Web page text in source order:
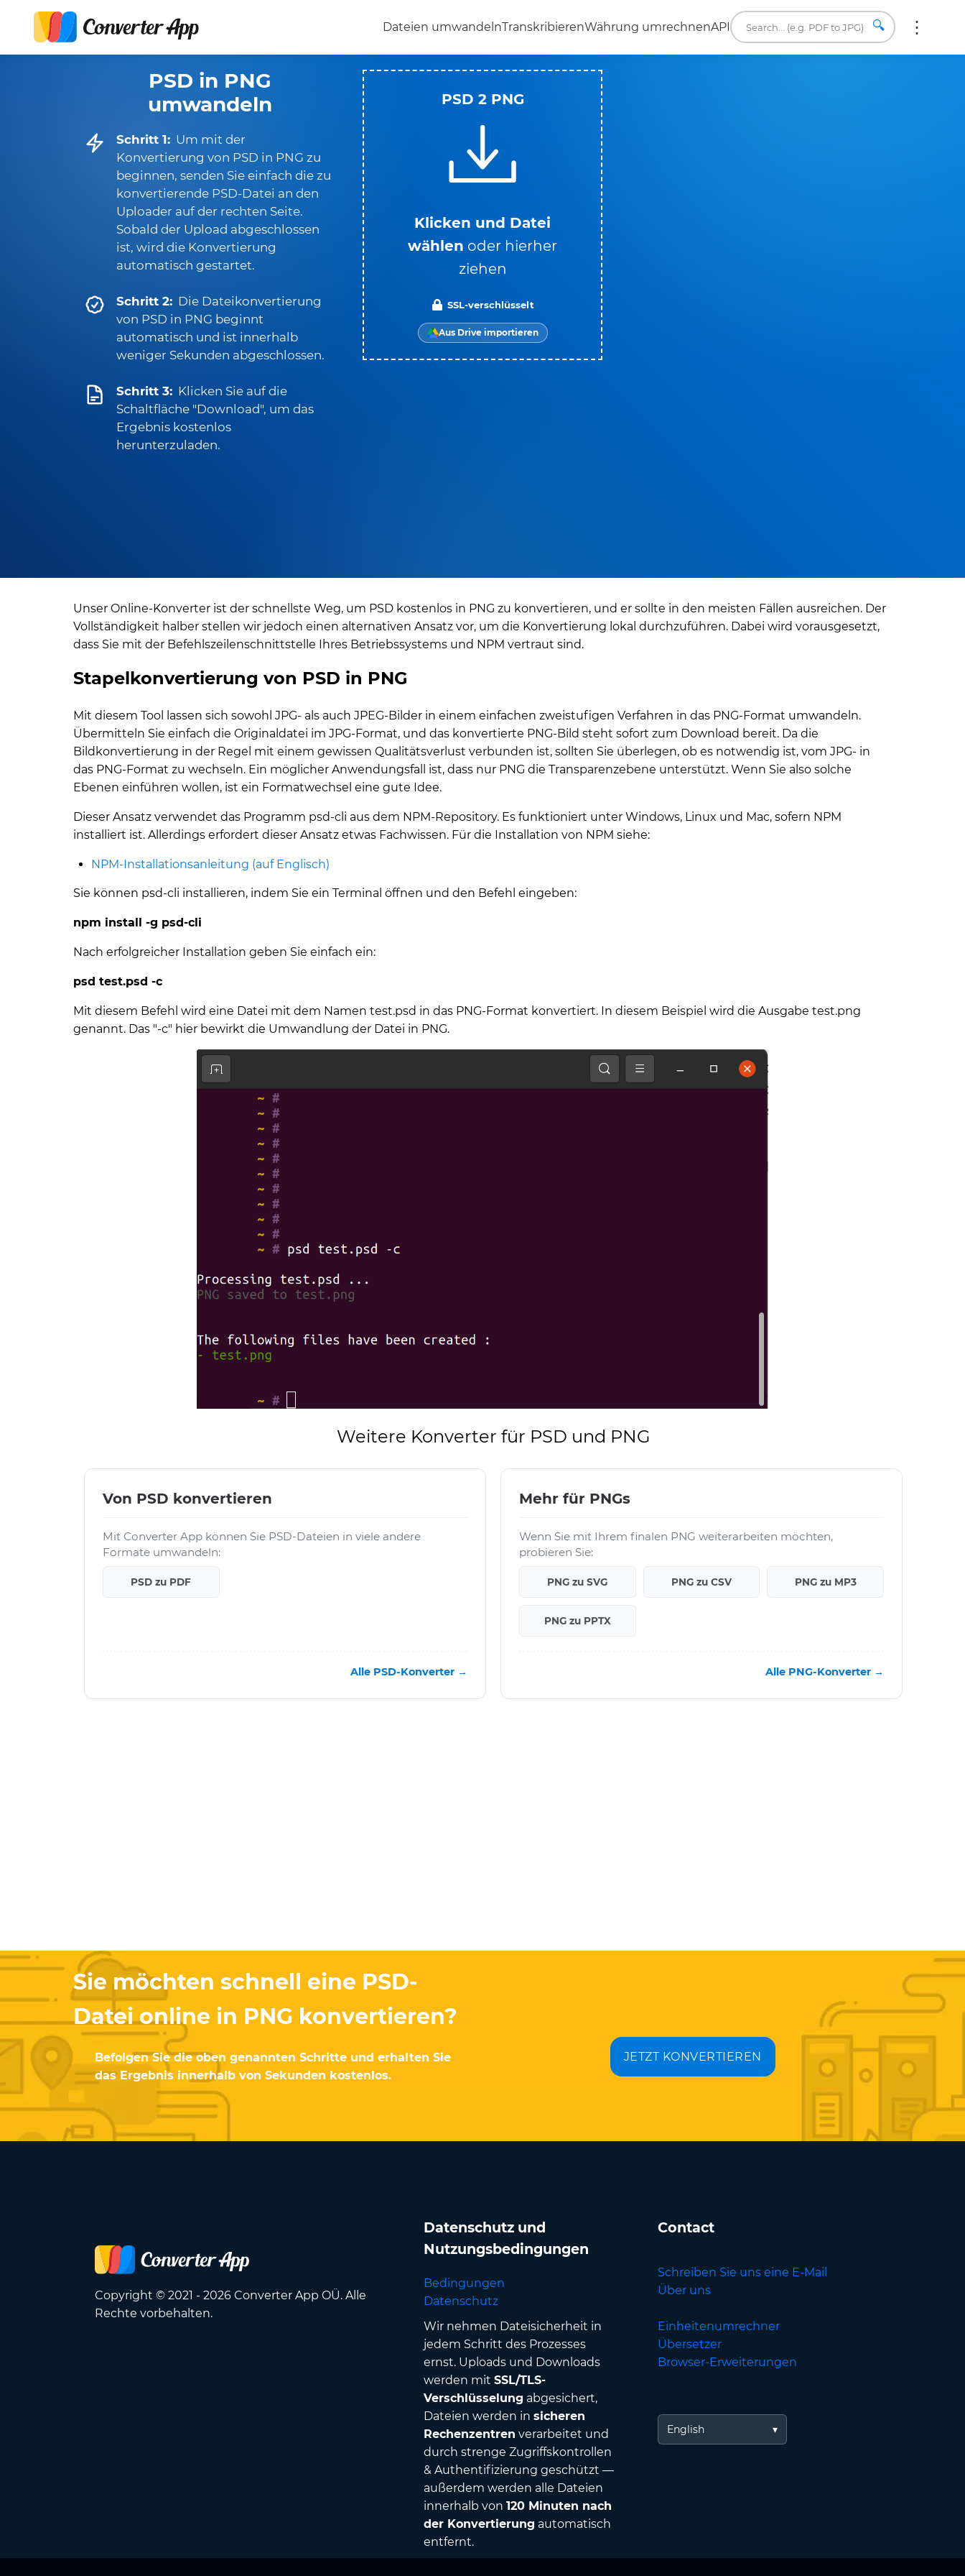
Dateien umwandelnTranskribierenWährung umrechnenAPI 🔍
PSD in PNG
umwandeln
Schritt 1: Um mit der
Konvertierung von PSD in PNG zu
beginnen, senden Sie einfach die zu
konvertierende PSD-Datei an den
Uploader auf der rechten Seite.
Sobald der Upload abgeschlossen
ist, wird die Konvertierung
automatisch gestartet.
Schritt 2: Die Dateikonvertierung
von PSD in PNG beginnt
automatisch und ist innerhalb
weniger Sekunden abgeschlossen.
Schritt 3: Klicken Sie auf die
Schaltfläche "Download", um das
Ergebnis kostenlos
herunterzuladen.
PSD 2 PNG
Klicken und Datei
wählen oder hierher
ziehen
SSL-verschlüsselt
Aus Drive importieren
Unser Online-Konverter ist der schnellste Weg, um PSD kostenlos in PNG zu konvertieren, und er sollte in den meisten Fällen ausreichen. Der
Vollständigkeit halber stellen wir jedoch einen alternativen Ansatz vor, um die Konvertierung lokal durchzuführen. Dabei wird vorausgesetzt,
dass Sie mit der Befehlszeilenschnittstelle Ihres Betriebssystems und NPM vertraut sind.
Stapelkonvertierung von PSD in PNG
Mit diesem Tool lassen sich sowohl JPG- als auch JPEG-Bilder in einem einfachen zweistufigen Verfahren in das PNG-Format umwandeln.
Übermitteln Sie einfach die Originaldatei im JPG-Format, und das konvertierte PNG-Bild steht sofort zum Download bereit. Da die
Bildkonvertierung in der Regel mit einem gewissen Qualitätsverlust verbunden ist, sollten Sie überlegen, ob es notwendig ist, vom JPG- in
das PNG-Format zu wechseln. Ein möglicher Anwendungsfall ist, dass nur PNG die Transparenzebene unterstützt. Wenn Sie also solche
Ebenen einführen wollen, ist ein Formatwechsel eine gute Idee.
Dieser Ansatz verwendet das Programm psd-cli aus dem NPM-Repository. Es funktioniert unter Windows, Linux und Mac, sofern NPM
installiert ist. Allerdings erfordert dieser Ansatz etwas Fachwissen. Für die Installation von NPM siehe:
NPM-Installationsanleitung (auf Englisch)
Sie können psd-cli installieren, indem Sie ein Terminal öffnen und den Befehl eingeben:
npm install -g psd-cli
Nach erfolgreicher Installation geben Sie einfach ein:
psd test.psd -c
Mit diesem Befehl wird eine Datei mit dem Namen test.psd in das PNG-Format konvertiert. In diesem Beispiel wird die Ausgabe test.png
genannt. Das "-c" hier bewirkt die Umwandlung der Datei in PNG.
Weitere Konverter für PSD und PNG
Von PSD konvertieren
Mit Converter App können Sie PSD-Dateien in viele andere
Formate umwandeln:
PSD zu PDF
Alle PSD-Konverter →
Mehr für PNGs
Wenn Sie mit Ihrem finalen PNG weiterarbeiten möchten,
probieren Sie:
PNG zu SVG PNG zu CSV PNG zu MP3
PNG zu PPTX
Alle PNG-Konverter →
Sie möchten schnell eine PSD-
Datei online in PNG konvertieren?
Befolgen Sie die oben genannten Schritte und erhalten Sie
das Ergebnis innerhalb von Sekunden kostenlos.
JETZT KONVERTIEREN
Copyright © 2021 - 2026 Converter App OÜ. Alle
Rechte vorbehalten.
Datenschutz und
Nutzungsbedingungen
Bedingungen
Datenschutz
Wir nehmen Dateisicherheit in
jedem Schritt des Prozesses
ernst. Uploads und Downloads
werden mit SSL/TLS-
Verschlüsselung abgesichert,
Dateien werden in sicheren
Rechenzentren verarbeitet und
durch strenge Zugriffskontrollen
& Authentifizierung geschützt —
außerdem werden alle Dateien
innerhalb von 120 Minuten nach
der Konvertierung automatisch
entfernt.
Contact
Schreiben Sie uns eine E-Mail
Über uns
Einheitenumrechner
Übersetzer
Browser-Erweiterungen
English